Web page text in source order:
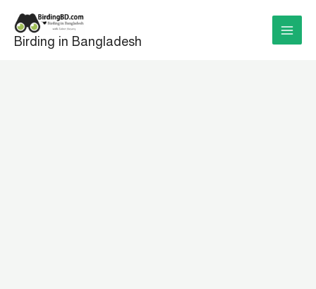
content
Birding in Bangladesh